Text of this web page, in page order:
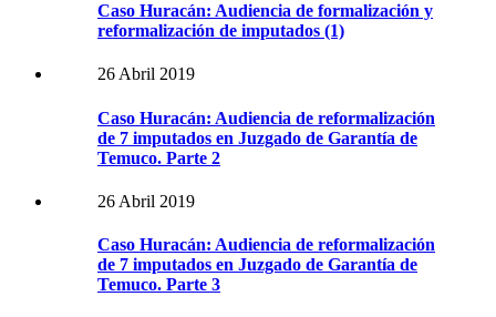
Caso Huracán: Audiencia de formalización y
reformalización de imputados (1)
26 Abril 2019
Caso Huracán: Audiencia de reformalización
de 7 imputados en Juzgado de Garantía de
Temuco. Parte 2
26 Abril 2019
Caso Huracán: Audiencia de reformalización
de 7 imputados en Juzgado de Garantía de
Temuco. Parte 3